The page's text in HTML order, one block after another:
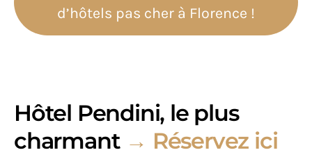
d’hôtels pas cher à Florence !
Hôtel Pendini, le plus
charmant → Réservez ici